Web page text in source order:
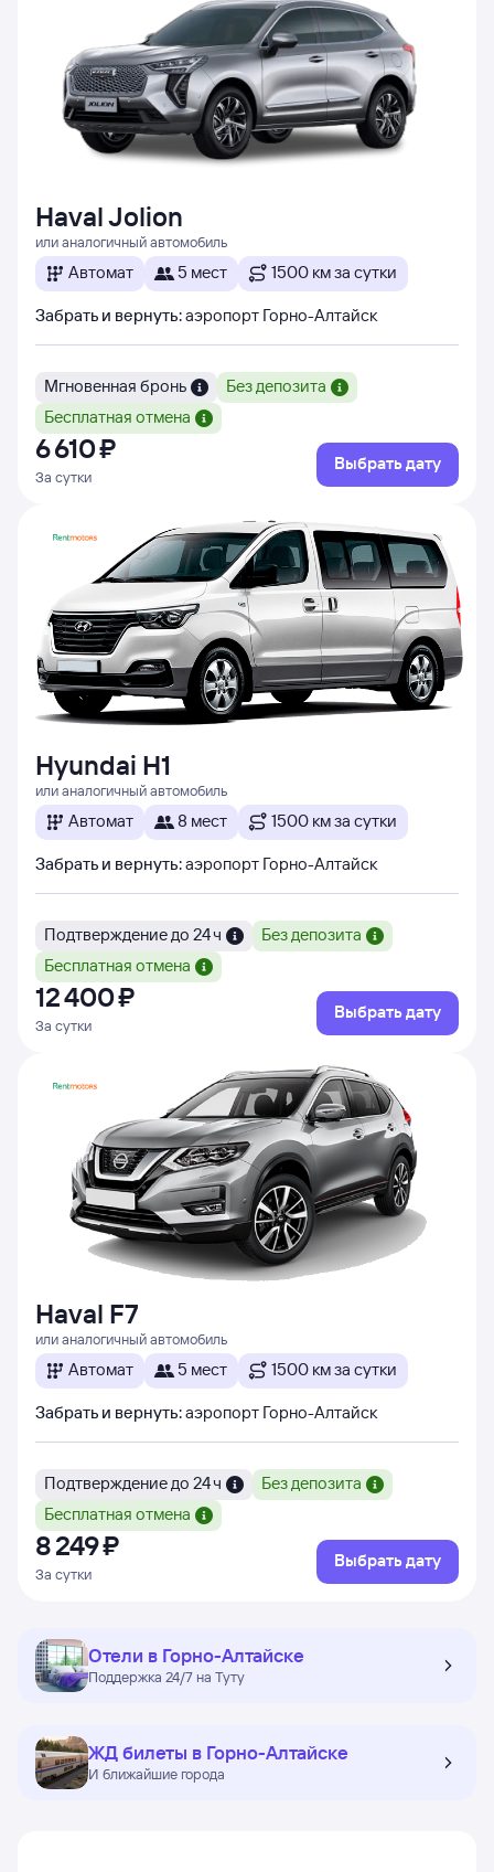
Haval Jolion
или аналогичный автомобиль
Автомат 5 мест 1500 км за сутки
Забрать и вернуть:аэропорт Горно-Алтайск
Мгновенная бронь
Без депозита
Бесплатная отмена
6 ⁠610 ⁠₽
За сутки
Выбрать дату
Hyundai H1
или аналогичный автомобиль
Автомат 8 мест 1500 км за сутки
Забрать и вернуть:аэропорт Горно-Алтайск
Подтверждение до 24 ч
Без депозита
Бесплатная отмена
12 ⁠400 ⁠₽
За сутки
Выбрать дату
Haval F7
или аналогичный автомобиль
Автомат 5 мест 1500 км за сутки
Забрать и вернуть:аэропорт Горно-Алтайск
Подтверждение до 24 ч
Без депозита
Бесплатная отмена
8 ⁠249 ⁠₽
За сутки
Выбрать дату
Отели в Горно-Алтайске
Поддержка 24/7 на Туту
ЖД билеты в Горно-Алтайске
И ближайшие города